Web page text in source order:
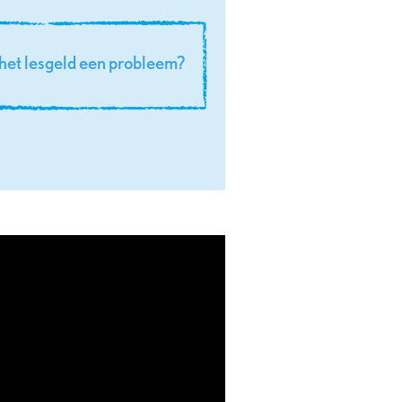
het lesgeld een probleem?